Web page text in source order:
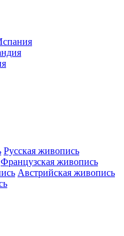
Русская живопись
Французская живопись
Австрийская живопись